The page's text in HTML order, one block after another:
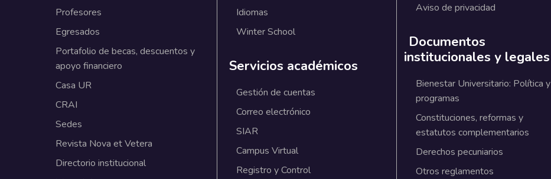
Profesores
Egresados
Portafolio de becas, descuentos y
apoyo financiero
Casa UR
CRAI
Sedes
Revista Nova et Vetera
Directorio institucional
Idiomas
Winter School
Servicios académicos
Gestión de cuentas
Correo electrónico
SIAR
Campus Virtual
Registro y Control
Aviso de privacidad
Documentos
institucionales y legales
Bienestar Universitario: Política y
programas
Constituciones, reformas y
estatutos complementarios
Derechos pecuniarios
Otros reglamentos